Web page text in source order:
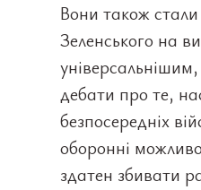
Вони також
Зеленського на
універсальнішим,
дебати про те,
безпосередніх
оборонні
здатен збивати